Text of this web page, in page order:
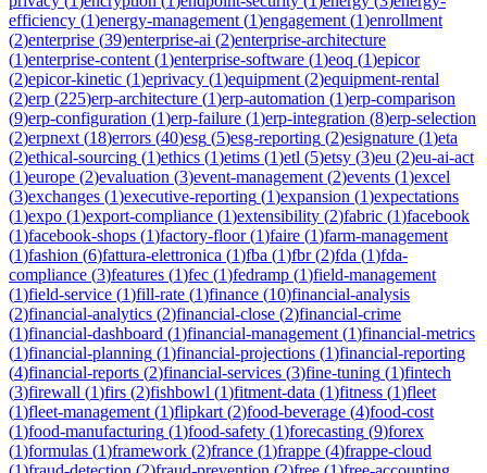
efficiency (1)energy-management (1)engagement (1)enrollment
(2)enterprise (39)enterprise-ai (2)enterprise-architecture
(1)enterprise-content (1)enterprise-software (1)eoq (1)epicor
(2)epicor-kinetic (1)eprivacy (1)equipment (2)equipment-rental
(2)erp (225)erp-architecture (1)erp-automation (1)erp-comparison
(9)erp-configuration (1)erp-failure (1)erp-integration (8)erp-selection
(2)erpnext (18)errors (40)esg (5)esg-reporting (2)esignature (1)eta
(2)ethical-sourcing (1)ethics (1)etims (1)etl (5)etsy (3)eu (2)eu-ai-act
(1)europe (2)evaluation (3)event-management (2)events (1)excel
(3)exchanges (1)executive-reporting (1)expansion (1)expectations
(1)expo (1)export-compliance (1)extensibility (2)fabric (1)facebook
(1)facebook-shops (1)factory-floor(1)faire (1)farm-management
(1)fashion (6)fattura-elettronica (1)fba (1)fbr(2)fda (1)fda-
compliance (3)features (1)fec (1)fedramp (1)field-management
(1)field-service (1)fill-rate (1)finance (10)financial-analysis
(2)financial-analytics (2)financial-close (2)financial-crime
(1)financial-dashboard (1)financial-management (1)financial-metrics
(1)financial-planning (1)financial-projections (1)financial-reporting
(4)financial-reports (2)financial-services (3)fine-tuning (1)fintech
(3)firewall (1)firs (2)fishbowl (1)fitment-data (1)fitness (1)fleet
(1)fleet-management (1)flipkart (2)food-beverage (4)food-cost
(1)food-manufacturing (1)food-safety (1)forecasting (9)forex
(1)formulas (1)framework (2)france (1)frappe (4)frappe-cloud